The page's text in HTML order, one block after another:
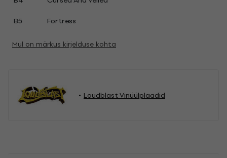
B5
Fortress
Mul on märkus kirjelduse kohta
Loudblast Vinüülplaadid